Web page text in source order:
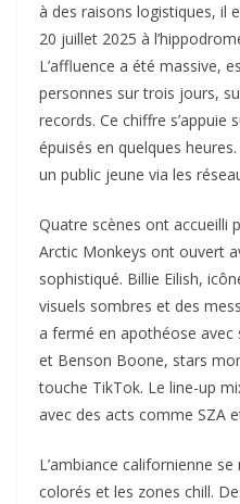
à des raisons logistiques, il
20 juillet 2025 à
L’affluence a été massive,
personnes sur trois jours,
records. Ce chiffre s’appuie
épuisés en quelques
un public jeune via les
Quatre scènes ont accueilli
Arctic Monkeys ont ouvert
sophistiqué. Billie Eilish,
visuels sombres et des
a fermé en apothéose avec
et Benson Boone, stars
touche TikTok. Le line-up
avec des acts comme SZA
L’ambiance californienne
colorés et les zones chill.